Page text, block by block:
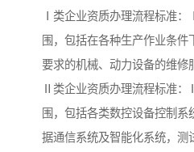
Ⅰ类企业资质办理流程标准
围，包括在各种生产作业条件
要求的机械、动力设备的维修
Ⅱ类企业资质办理流程标准
围，包括各类数控设备控制
据通信系统及智能化系统，测